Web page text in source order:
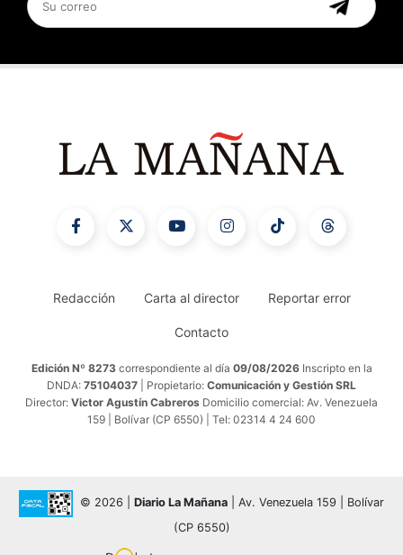
Redacción Carta al director Reportar error
Contacto
Edición Nº 8273 correspondiente al día 09/08/2026 Inscripto en la
DNDA: 75104037 | Propietario: Comunicación y Gestión SRL
Director: Victor Agustín Cabreros Domicilio comercial: Av. Venezuela
159 | Bolívar (CP 6550) | Tel: 02314 4 24 600
© 2026 | Diario La Mañana | Av. Venezuela 159 | Bolívar
(CP 6550)